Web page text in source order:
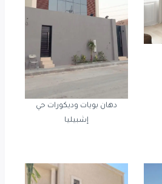
دهان بويات وديكورات حي
إشبيليا